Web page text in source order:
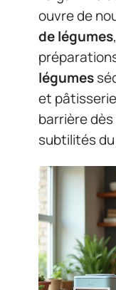
ouvre de
de légumes,
légumes
et
barrière dès
subtilités